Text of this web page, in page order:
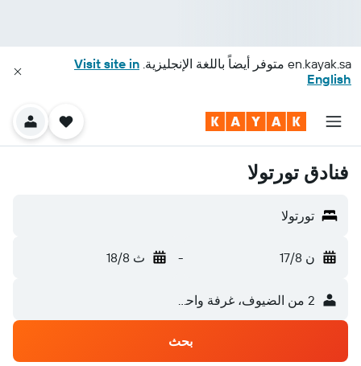
en.kayak.sa متوفر أيضاً باللغة الإنجليزية. Visit site in
English
فنادق تورتولا
تورتولا
ن 17/8 - ث 18/8
2 من الضيوف، غرفة واحدة
بحث